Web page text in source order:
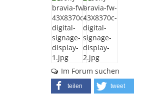
Im Forum suchen
teilen tweet